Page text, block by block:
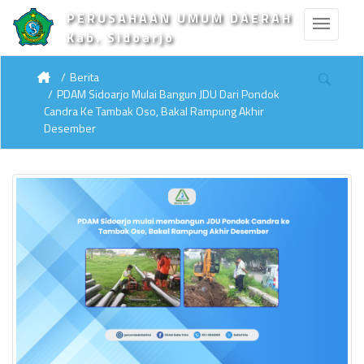
PERUSAHAAN UMUM DAERAH
Kab. Sidoarjo
Berita
PDAM Sidoarjo Mulai Bangun JDU Dari Pondok
Candra Ke Tambak Oso, Bakal Rampung Akhir
Desember